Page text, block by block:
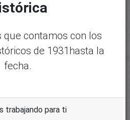
- INF. DE GESTION
contamos con los
de 1931hasta la
fecha.
trabajando para ti